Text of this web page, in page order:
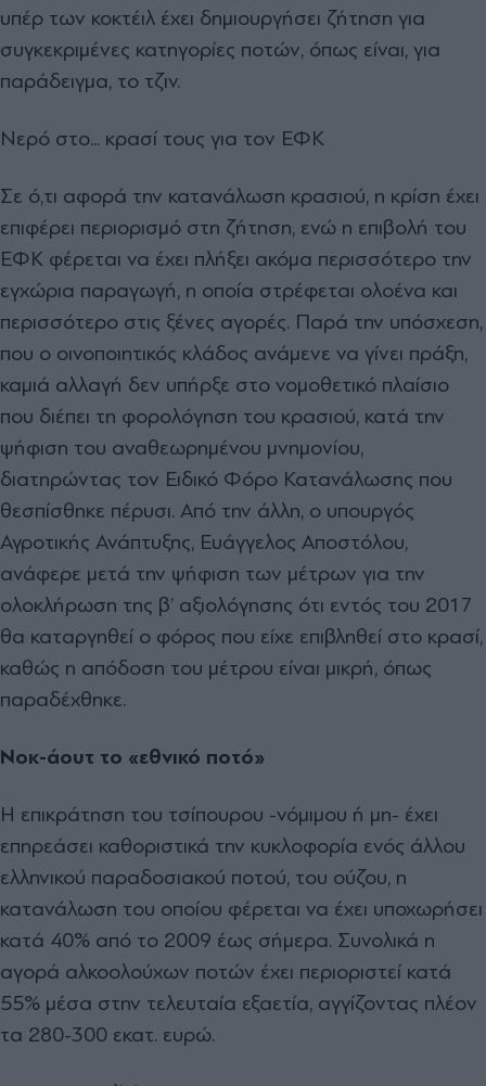
υπέρ των κοκτέιλ έχει δημιουργήσει ζήτηση για
συγκεκριμένες κατηγορίες ποτών, όπως είναι, για
παράδειγμα, το τζιν.
Νερό στο... κρασί τους για τον ΕΦΚ
Σε ό,τι αφορά την κατανάλωση κρασιού, η κρίση έχει
επιφέρει περιορισμό στη ζήτηση, ενώ η επιβολή του
ΕΦΚ φέρεται να έχει πλήξει ακόμα περισσότερο την
εγχώρια παραγωγή, η οποία στρέφεται ολοένα και
περισσότερο στις ξένες αγορές. Παρά την υπόσχεση,
που ο οινοποιητικός κλάδος ανάμενε να γίνει πράξη,
καμιά αλλαγή δεν υπήρξε στο νομοθετικό πλαίσιο
που διέπει τη φορολόγηση του κρασιού, κατά την
ψήφιση του αναθεωρημένου μνημονίου,
διατηρώντας τον Ειδικό Φόρο Κατανάλωσης που
θεσπίσθηκε πέρυσι. Από την άλλη, ο υπουργός
Αγροτικής Ανάπτυξης, Ευάγγελος Αποστόλου,
ανάφερε μετά την ψήφιση των μέτρων για την
ολοκλήρωση της β’ αξιολόγησης ότι εντός του 2017
θα καταργηθεί ο φόρος που είχε επιβληθεί στο κρασί,
καθώς η απόδοση του μέτρου είναι μικρή, όπως
παραδέχθηκε.
Νοκ-άουτ το «εθνικό ποτό»
Η επικράτηση του τσίπουρου -νόμιμου ή μη- έχει
επηρεάσει καθοριστικά την κυκλοφορία ενός άλλου
ελληνικού παραδοσιακού ποτού, του ούζου, η
κατανάλωση του οποίου φέρεται να έχει υποχωρήσει
κατά 40% από το 2009 έως σήμερα. Συνολικά η
αγορά αλκοολούχων ποτών έχει περιοριστεί κατά
55% μέσα στην τελευταία εξαετία, αγγίζοντας πλέον
τα 280-300 εκατ. ευρώ.